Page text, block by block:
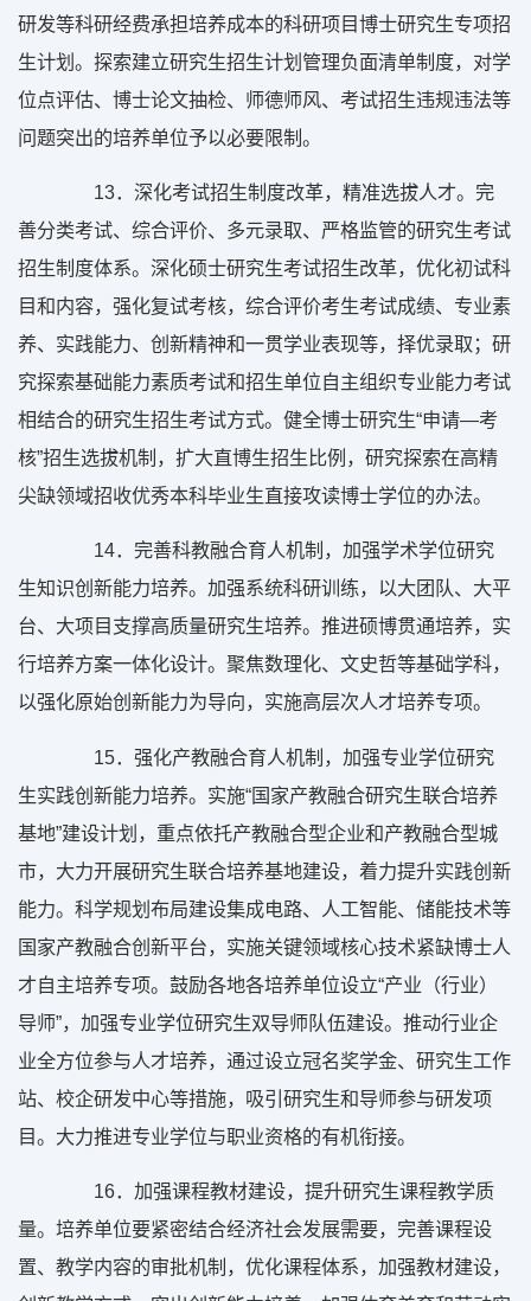
研发等科研经费承担培养成本的科研项目博士研究生专项招
生计划。探索建立研究生招生计划管理负面清单制度，对学
位点评估、博士论文抽检、师德师风、考试招生违规违法等
问题突出的培养单位予以必要限制。
13．深化考试招生制度改革，精准选拔人才。完
善分类考试、综合评价、多元录取、严格监管的研究生考试
招生制度体系。深化硕士研究生考试招生改革，优化初试科
目和内容，强化复试考核，综合评价考生考试成绩、专业素
养、实践能力、创新精神和一贯学业表现等，择优录取；研
究探索基础能力素质考试和招生单位自主组织专业能力考试
相结合的研究生招生考试方式。健全博士研究生“申请—考
核”招生选拔机制，扩大直博生招生比例，研究探索在高精
尖缺领域招收优秀本科毕业生直接攻读博士学位的办法。
14．完善科教融合育人机制，加强学术学位研究
生知识创新能力培养。加强系统科研训练，以大团队、大平
台、大项目支撑高质量研究生培养。推进硕博贯通培养，实
行培养方案一体化设计。聚焦数理化、文史哲等基础学科，
以强化原始创新能力为导向，实施高层次人才培养专项。
15．强化产教融合育人机制，加强专业学位研究
生实践创新能力培养。实施“国家产教融合研究生联合培养
基地”建设计划，重点依托产教融合型企业和产教融合型城
市，大力开展研究生联合培养基地建设，着力提升实践创新
能力。科学规划布局建设集成电路、人工智能、储能技术等
国家产教融合创新平台，实施关键领域核心技术紧缺博士人
才自主培养专项。鼓励各地各培养单位设立“产业（行业）
导师”，加强专业学位研究生双导师队伍建设。推动行业企
业全方位参与人才培养，通过设立冠名奖学金、研究生工作
站、校企研发中心等措施，吸引研究生和导师参与研发项
目。大力推进专业学位与职业资格的有机衔接。
16．加强课程教材建设，提升研究生课程教学质
量。培养单位要紧密结合经济社会发展需要，完善课程设
置、教学内容的审批机制，优化课程体系，加强教材建设，